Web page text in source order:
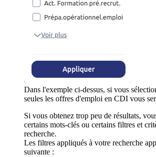
Dans l'exemple ci-dessus, si vous
seules les offres d'emploi en CDI vous
Si vous obtenez trop peu de résultats,
certains mots-clés ou certains filtres et
recherche.
Les filtres appliqués à votre recherche
suivante :